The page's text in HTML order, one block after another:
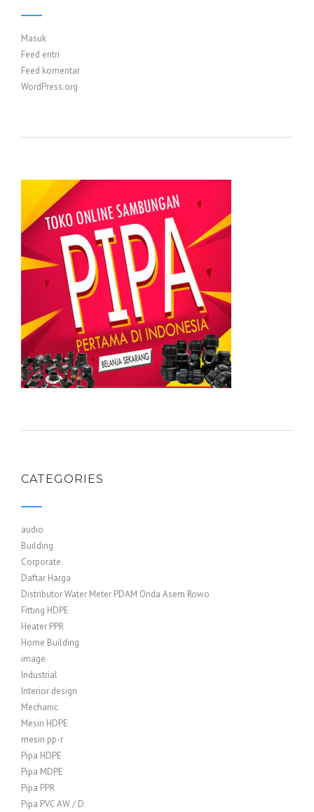
Masuk
Feed entri
Feed komentar
WordPress.org
CATEGORIES
audio
Building
Corporate
Daftar Harga
Distributor Water Meter PDAM Onda Asem Rowo
Fitting HDPE
Heater PPR
Home Building
image
Industrial
Interior design
Mechanic
Mesin HDPE
mesin pp-r
Pipa HDPE
Pipa MDPE
Pipa PPR
Pipa PVC AW / D